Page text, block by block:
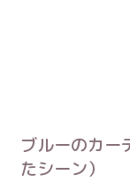
ブルーのカー
たシーン）